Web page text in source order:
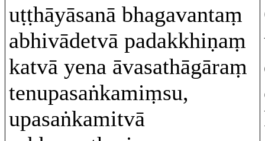
uṭṭhāyāsanā bhagavantaṃ
abhivādetvā padakkhiṇaṃ
katvā yena āvasathāgāraṃ
tenupasaṅkamiṃsu,
upasaṅkamitvā